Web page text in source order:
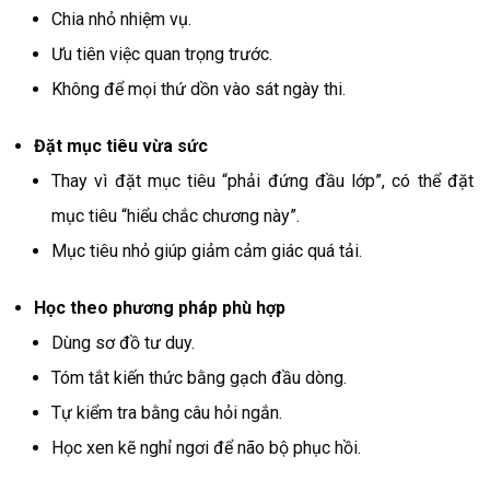
Chia nhỏ nhiệm vụ.
Ưu tiên việc quan trọng trước.
Không để mọi thứ dồn vào sát ngày thi.
Đặt mục tiêu vừa sức
Thay vì đặt mục tiêu “phải đứng đầu lớp”, có thể đặt
mục tiêu “hiểu chắc chương này”.
Mục tiêu nhỏ giúp giảm cảm giác quá tải.
Học theo phương pháp phù hợp
Dùng sơ đồ tư duy.
Tóm tắt kiến thức bằng gạch đầu dòng.
Tự kiểm tra bằng câu hỏi ngắn.
Học xen kẽ nghỉ ngơi để não bộ phục hồi.